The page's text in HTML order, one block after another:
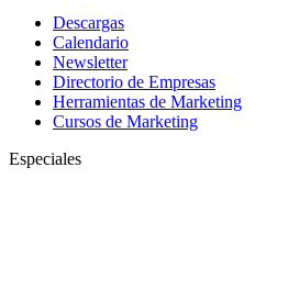
Descargas
Calendario
Newsletter
Directorio de Empresas
Herramientas de Marketing
Cursos de Marketing
Especiales